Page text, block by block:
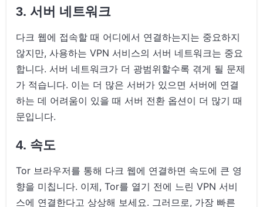
3. 서버 네트워크
다크 웹에 접속할 때 어디에서 연결하는지는 중요하지
않지만, 사용하는 VPN 서비스의 서버 네트워크는 중요
합니다. 서버 네트워크가 더 광범위할수록 겪게 될 문제
가 적습니다. 이는 더 많은 서버가 있으면 서버에 연결
하는 데 어려움이 있을 때 서버 전환 옵션이 더 많기 때
문입니다.
4. 속도
Tor 브라우저를 통해 다크 웹에 연결하면 속도에 큰 영
향을 미칩니다. 이제, Tor를 열기 전에 느린 VPN 서비
스에 연결한다고 상상해 보세요. 그러므로, 가장 빠른